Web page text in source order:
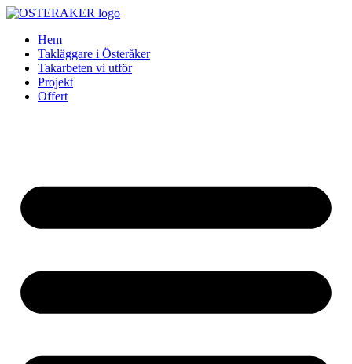
Skip
contentHem
Takläggare i Österåker
Takarbeten vi utför
Projekt
Offert